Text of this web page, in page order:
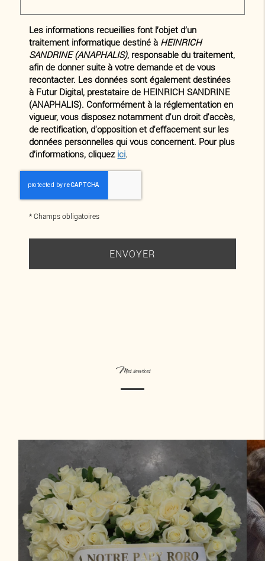
Les informations recueillies font l’objet d’un
traitement informatique destiné à HEINRICH
SANDRINE (ANAPHALIS), responsable du traitement,
afin de donner suite à votre demande et de vous
recontacter. Les données sont également destinées
à Futur Digital, prestataire de HEINRICH SANDRINE
(ANAPHALIS). Conformément à la réglementation en
vigueur, vous disposez notamment d'un droit d'accès,
de rectification, d'opposition et d'effacement sur les
données personnelles qui vous concernent. Pour plus
d’informations, cliquez ici.
*Champs obligatoires
Mes services